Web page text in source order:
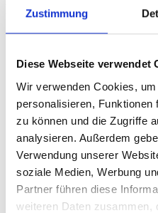
Zustimmung
Diese Webseite verwendet
Wir verwenden Cookies,
personalisieren, Funktionen
zu können und die Zugriffe
analysieren. Außerdem
Verwendung unserer
soziale Medien, Werbung
Partner führen diese
weiteren Daten zusammen,
Produktkategorien
2in1 Backdrops
Farbwelten
Muster
Texturen
Unicolor
Feiertage Backdrops
Ostern
Weihnachten
Floors, Böden
Kids Backdrops
Babyfotografie
Kindergarten